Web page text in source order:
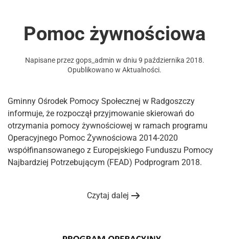
Pomoc żywnościowa
Napisane przezgops_admin w dniu 9 października 2018.
Opublikowano w Aktualności.
Gminny Ośrodek Pomocy Społecznej w Radgoszczy
informuje, że rozpoczął przyjmowanie skierowań do
otrzymania pomocy żywnościowej w ramach programu
Operacyjnego Pomoc Żywnościowa 2014-2020
współfinansowanego z Europejskiego Funduszu Pomocy
Najbardziej Potrzebującym (FEAD) Podprogram 2018.
Czytaj dalej